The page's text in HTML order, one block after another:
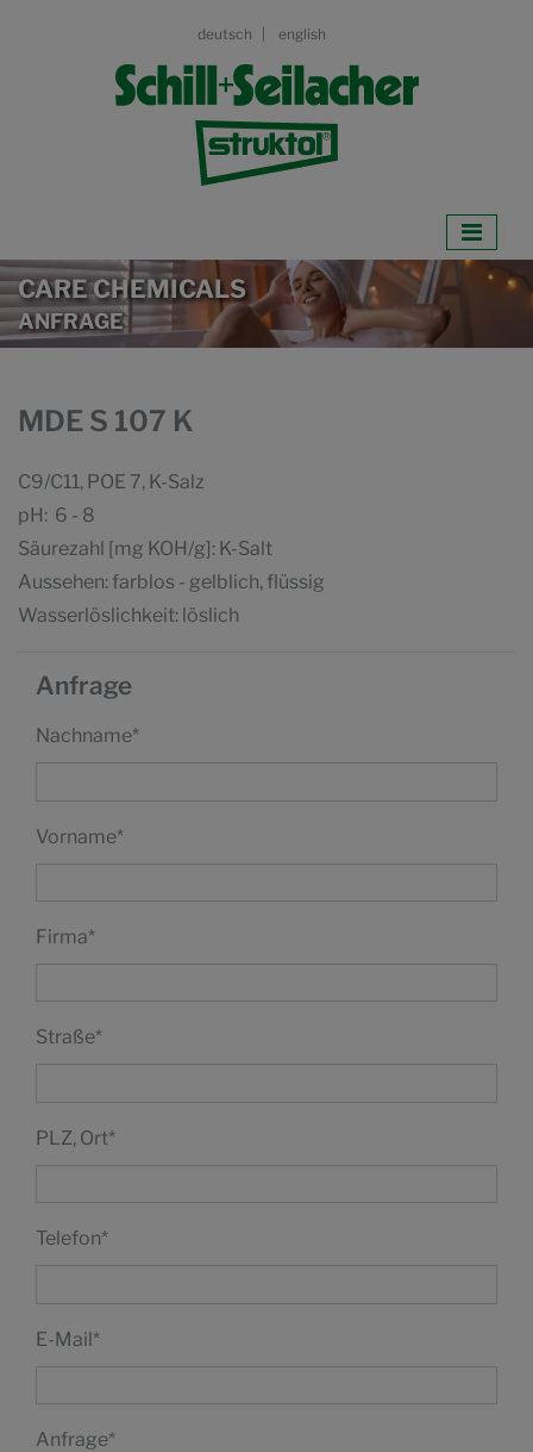
deutsch english
CARE CHEMICALS
ANFRAGE
MDE S 107 K
C9/C11, POE 7, K-Salz
pH: 6 - 8
Säurezahl [mg KOH/g]: K-Salt
Aussehen: farblos - gelblich, flüssig
Wasserlöslichkeit: löslich
Anfrage
Nachname*
Vorname*
Firma*
Straße*
PLZ, Ort*
Telefon*
E-Mail*
Anfrage*